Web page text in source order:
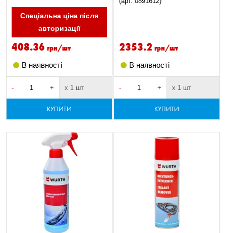
Спеціальна ціна після
авторизації
408.36 грн/шт
В наявності
- + х 1 шт
КУПИТИ
2353.2 грн/шт
В наявності
- + х 1 шт
КУПИТИ